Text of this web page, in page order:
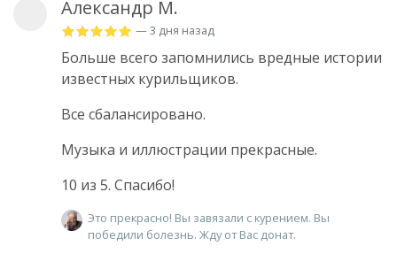
Александр М.
— 3 дня назад
Больше всего запомнились вредные истории
известных курильщиков.
Все сбалансировано.
Музыка и иллюстрации прекрасные.
10 из 5. Спасибо!
Это прекрасно! Вы завязали с курением. Вы
победили болезнь. Жду от Вас донат.